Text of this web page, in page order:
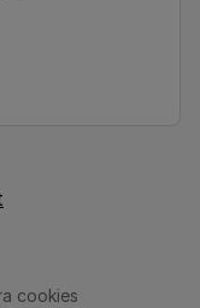
cookies